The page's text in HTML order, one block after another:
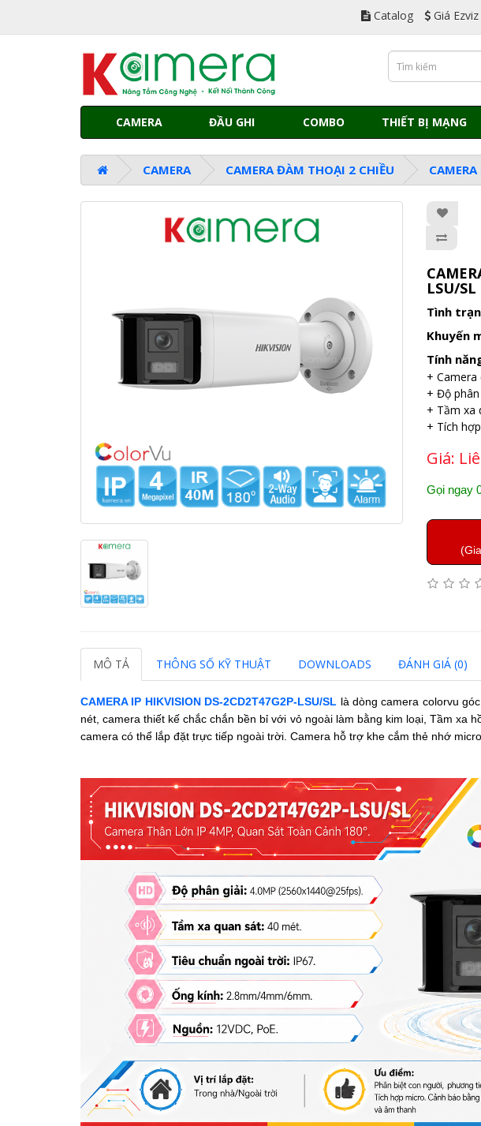
Catalog Giá Ezviz
CAMERA ĐẦU GHI COMBO THIẾT BỊ MẠNG
CAMERA CAMERA ĐÀM THOẠI 2 CHIỀU
LSU/SL
Tình
Khuyến
Tính
+ Camera
+ Độ
+ Tầm xa
+ Tích
Giá:
Gọi ngay
MÔ TẢ THÔNG SỐ KỸ THUẬT DOWNLOADS ĐÁNH GIÁ (0)
CAMERA IP HIKVISION DS-2CD2T47G2P-LSU/SL là dòng camera colorvu
nét, camera thiết kế chắc chắn bền bỉ với vỏ ngoài làm bằng kim loại, Tầm xa
camera có thể lắp đặt trực tiếp ngoài trời. Camera hỗ trợ khe cắm thẻ nhớ